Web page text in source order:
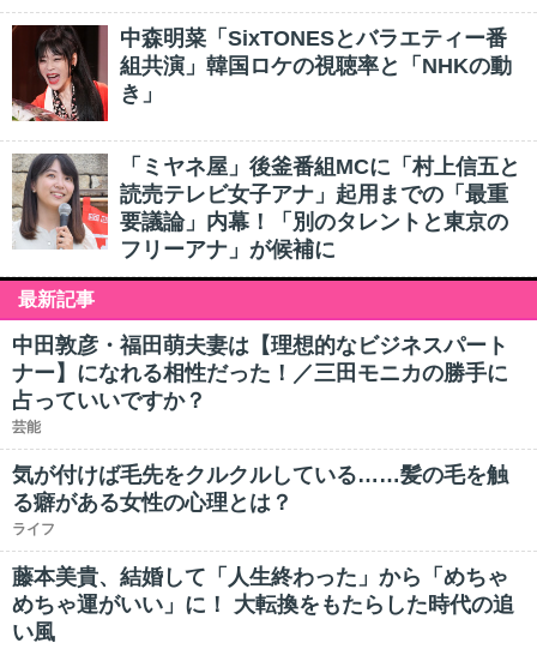
中森明菜「SixTONESとバラエティー番
組共演」韓国ロケの視聴率と「NHKの動
き」
「ミヤネ屋」後釜番組MCに「村上信五と
読売テレビ女子アナ」起用までの「最重
要議論」内幕！「別のタレントと東京の
フリーアナ」が候補に
最新記事
中田敦彦・福田萌夫妻は【理想的なビジネスパート
ナー】になれる相性だった！／三田モニカの勝手に
占っていいですか？
芸能
気が付けば毛先をクルクルしている……髪の毛を触
る癖がある女性の心理とは？
ライフ
藤本美貴、結婚して「人生終わった」から「めちゃ
めちゃ運がいい」に！ 大転換をもたらした時代の追
い風